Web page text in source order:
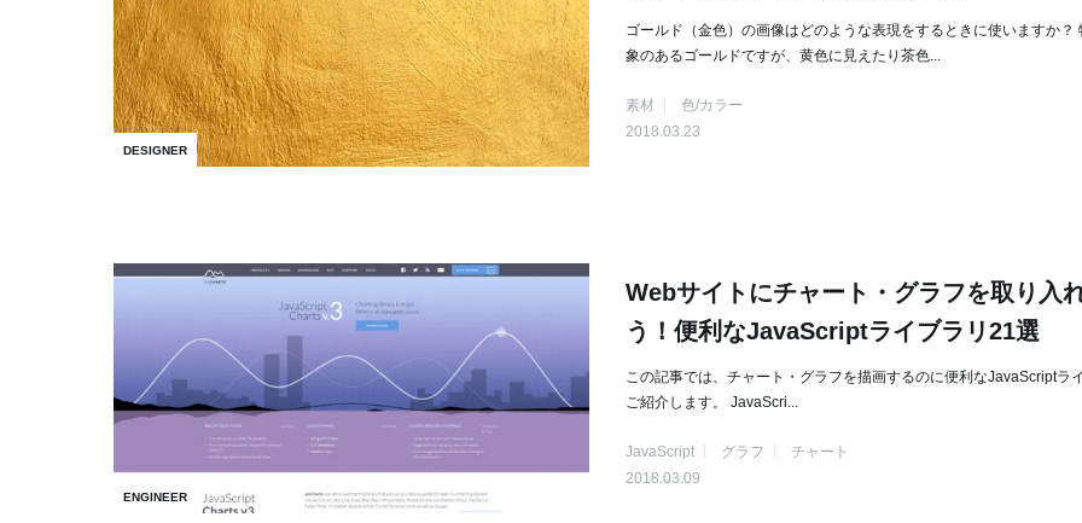
DESIGNER
ゴールド（金色）の画像はどのような表現をするときに使いますか？
象のあるゴールドですが、黄色に見えたり茶色...
素材
色/カラー
2018.03.23
ENGINEER
Webサイトにチャート・グラフを取り入
う！便利なJavaScriptライブラリ21選
この記事では、チャート・グラフを描画するのに便利なJavaScriptラ
ご紹介します。 JavaScri...
JavaScript グラフ
チャート
2018.03.09